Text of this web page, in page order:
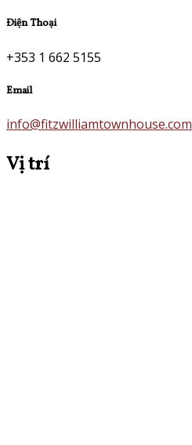
Điện Thoại
+353 1 662 5155
Email
info@fitzwilliamtownhouse.com
Vị trí